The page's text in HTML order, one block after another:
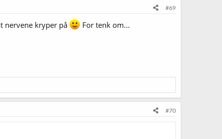
#69
nervene kryper på For tenk om...
#70